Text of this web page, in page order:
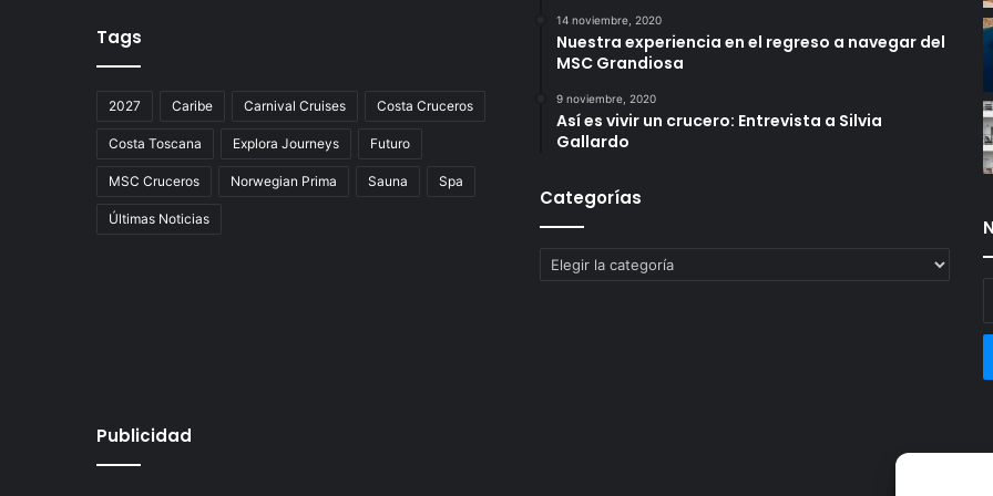
Tags
2027 Caribe Carnival Cruises Costa Cruceros
Costa Toscana Explora Journeys Futuro
MSC Cruceros Norwegian Prima Sauna Spa
Últimas Noticias
14 noviembre, 2020
Nuestra experiencia en el regreso a navegar del
MSC Grandiosa
9 noviembre, 2020
Así es vivir un crucero: Entrevista a Silvia
Gallardo
Categorías
Categorías
Publicidad